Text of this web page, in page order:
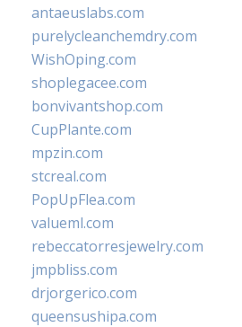
antaeuslabs.com
purelycleanchemdry.com
WishOping.com
shoplegacee.com
bonvivantshop.com
CupPlante.com
mpzin.com
stcreal.com
PopUpFlea.com
valueml.com
rebeccatorresjewelry.com
jmpbliss.com
drjorgerico.com
queensushipa.com